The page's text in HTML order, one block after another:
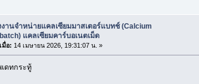
งานจำหน่ายแคลเซียมมาสเตอร์แบทช์ (Calcium
แคลเซียมคาร์บอเนตเม็ด
มื่อ: 14 เมษายน 2026, 19:31:07 น. »
ดทกระทู้